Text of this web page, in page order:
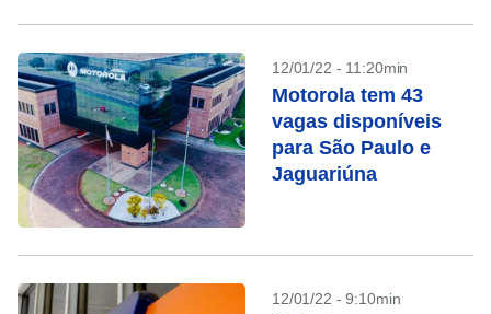
12/01/22 - 11:20min
Motorola tem 43
vagas disponíveis
para São Paulo e
Jaguariúna
12/01/22 - 9:10min